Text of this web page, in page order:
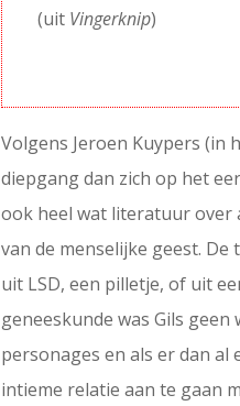
(uit Vingerknip)
Volgens Jeroen Kuypers (in
diepgang dan zich op het
ook heel wat literatuur over
van de menselijke geest.
uit LSD, een pilletje, of uit
geneeskunde was Gils
personages en als er dan
intieme relatie aan te gaan